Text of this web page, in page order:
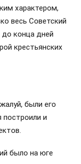
тов. Сталин
житейским
делом».
каши, жареную
еде, которую